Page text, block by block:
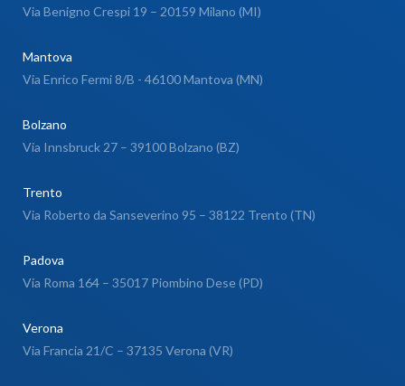
Via Benigno Crespi 19 – 20159 Milano (MI)
Mantova
Via Enrico Fermi 8/B - 46100 Mantova (MN)
Bolzano
Via Innsbruck 27 – 39100 Bolzano (BZ)
Trento
Via Roberto da Sanseverino 95 – 38122 Trento (TN)
Padova
Via Roma 164 – 35017 Piombino Dese (PD)
Verona
Via Francia 21/C – 37135 Verona (VR)